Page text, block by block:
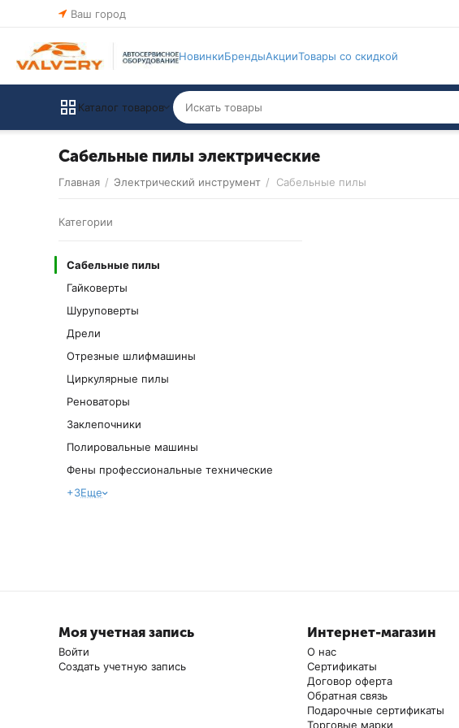
Ваш город
НовинкиБрендыАкцииТовары со скидкой
Каталог товаров
Сабельные пилы электрические
Главная / Электрический инструмент / Сабельные пилы
Категории
Сабельные пилы
Гайковерты
Шуруповерты
Дрели
Отрезные шлифмашины
Циркулярные пилы
Реноваторы
Заклепочники
Полировальные машины
Фены профессиональные технические
+3Еще
Моя учетная запись
Войти
Создать учетную запись
Интернет-магазин
О нас
Сертификаты
Договор оферта
Обратная связь
Подарочные сертификаты
Торговые марки